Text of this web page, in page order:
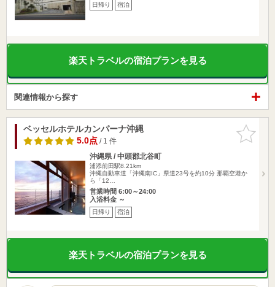
日帰り 宿泊
楽天トラベルの宿泊プランを見る
関連情報から探す
お気に入
りに追加
ベッセルホテルカンパーナ沖縄
5.0点/ 1 件
沖縄県 / 中頭郡北谷町
浦添前田駅8.21km
沖縄自動車道「沖縄南IC」県道23号を約10分 那覇空港か
ら「12…
営業時間 6:00～24:00
入浴料金 ～
日帰り 宿泊
楽天トラベルの宿泊プランを見る